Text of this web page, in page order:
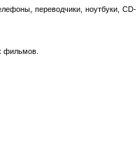
переводчики, ноутбуки, CD-
фильмов.